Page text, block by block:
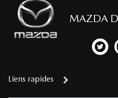
MAZDA
Lien
Liens rapides